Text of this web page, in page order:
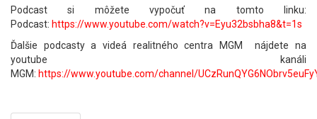
Podcast si môžete vypočuť na tomto linku:
Podcast: https://www.youtube.com/watch?v=Eyu32bsbha8&t=1s
Ďalšie podcasty a videá realitného centra MGM nájdete na
youtube kanáli
MGM: https://www.youtube.com/channel/